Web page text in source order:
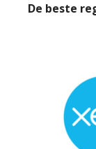
De beste